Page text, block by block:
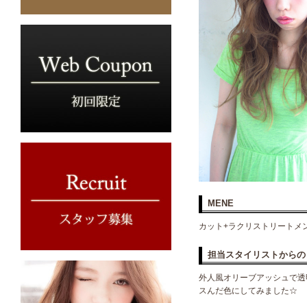
MENE
カット+ラクリストリートメ
担当スタイリストから
外人風オリーブアッシュで
スんだ色にしてみました☆